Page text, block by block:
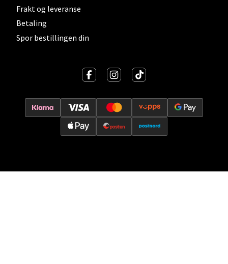
Frakt og leveranse
Betaling
Spor bestillingen din
Torgbakken 2, 5401 Stord
Åpent i dag 10-15
0 i butikk
Oslo - Thon Senter Storo